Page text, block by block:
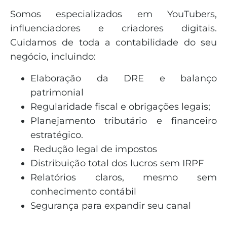
Somos especializados em YouTubers,
influenciadores e criadores digitais.
Cuidamos de toda a contabilidade do seu
negócio, incluindo:
Elaboração da DRE e balanço
patrimonial
Regularidade fiscal e obrigações legais;
Planejamento tributário e financeiro
estratégico.
Redução legal de impostos
Distribuição total dos lucros sem IRPF
Relatórios claros, mesmo sem
conhecimento contábil
Segurança para expandir seu canal